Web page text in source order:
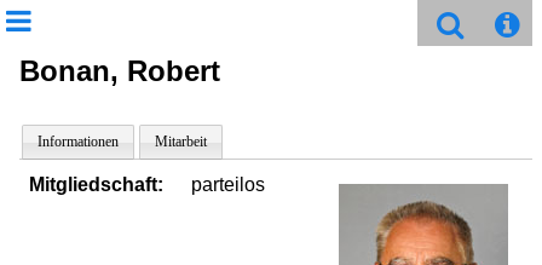
Bonan, Robert
Informationen Mitarbeit
Mitgliedschaft: parteilos